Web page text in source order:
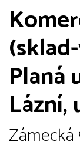
Planá
Lázní,
Zámecká